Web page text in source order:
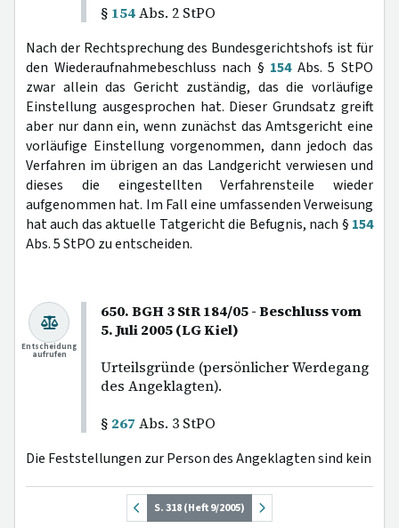
§ 154Abs. 2 StPO
Nach der Rechtsprechung des Bundesgerichtshofs ist für
den Wiederaufnahmebeschluss nach § 154Abs. 5 StPO
zwar allein das Gericht zuständig, das die vorläufige
Einstellung ausgesprochen hat. Dieser Grundsatz greift
aber nur dann ein, wenn zunächst das Amtsgericht eine
vorläufige Einstellung vorgenommen, dann jedoch das
Verfahren im übrigen an das Landgericht verwiesen und
dieses die eingestellten Verfahrensteile wieder
aufgenommen hat. Im Fall eine umfassenden Verweisung
hat auch das aktuelle Tatgericht die Befugnis, nach § 154
Abs. 5 StPO zu entscheiden.
650. BGH 3 StR 184/05 - Beschluss vom
5. Juli 2005 (LG Kiel)
Urteilsgründe (persönlicher Werdegang
des Angeklagten).
§ 267 Abs. 3 StPO
Entscheidung
aufrufen
Die Feststellungen zur Person des Angeklagten sind kein
S. 318 (Heft 9/2005)